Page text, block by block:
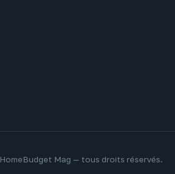
HomeBudget Mag — tous droits réservés.